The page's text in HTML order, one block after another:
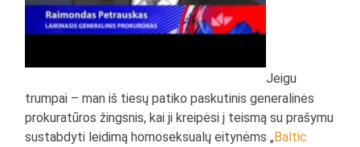
Jeigu
trumpai – man iš tiesų patiko paskutinis generalinės
prokuratūros žingsnis, kai ji kreipėsi į teismą su prašymu
sustabdyti leidimą homoseksualų eitynėms „Baltic